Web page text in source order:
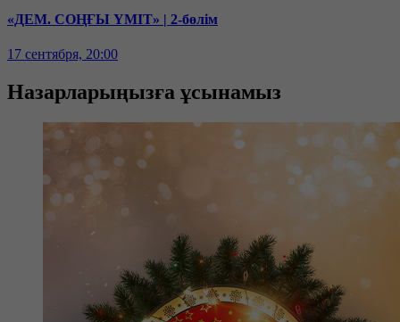
«ДЕМ. СОҢҒЫ ҮМІТ» | 2-бөлім
17 сентября, 20:00
Назарларыңызға ұсынамыз